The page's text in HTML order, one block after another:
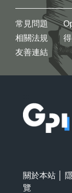
常見問題
相關法規
友善連結
關於本站
覽